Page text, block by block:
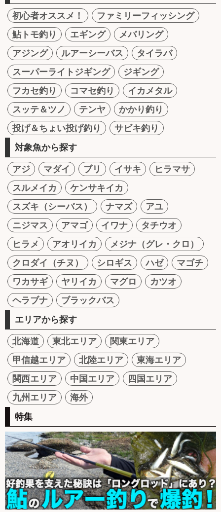
初心者オススメ！
ファミリーフィッシング
鮎トモ釣り
エギング
メバリング
アジング
ルアーシーバス
タイラバ
スーパーライトジギング
ジギング
フカセ釣り
コマセ釣り
イカメタル
スッテ＆ツノ
テンヤ
かかり釣り
投げ＆ちょい投げ釣り
サビキ釣り
対象魚から探す
アジ マダイ ブリ イサキ
ヒラマサ
スルメイカ
ケンサキイカ
スズキ（シーバス）
ナマズ
アユ
ニジマス
アマゴ イワナ
タチウオ
ヒラメ
アオリイカ
メジナ（グレ・クロ）
クロダイ（チヌ）
シロギス ハゼ
マゴチ
ワカサギ
ヤリイカ マグロ
カツオ
ヘラブナ
ブラックバス
エリアから探す
北海道 東北エリア
関東エリア
甲信越エリア
北陸エリア
東海エリア
関西エリア
中国エリア
四国エリア
九州エリア
海外
特集